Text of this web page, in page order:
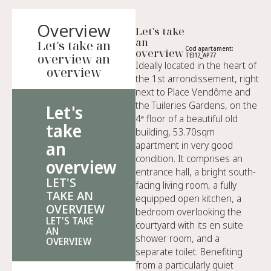
Let's take
an
overview Cod apartament:
TEI12_AP77
Ideally located in the heart of
the 1st arrondissement, right
next to Place Vendôme and
the Tuileries Gardens, on the
4ᵉ floor of a beautiful old
building, 53.70sqm
apartment in very good
condition. It comprises an
entrance hall, a bright south-
facing living room, a fully
equipped open kitchen, a
bedroom overlooking the
courtyard with its en suite
shower room, and a
separate toilet. Benefiting
from a particularly quiet
Overview
Let's take an
overview an
overview
Let's
take
an
overview
LET'S
TAKE AN
OVERVIEW
LET'S TAKE
AN
OVERVIEW